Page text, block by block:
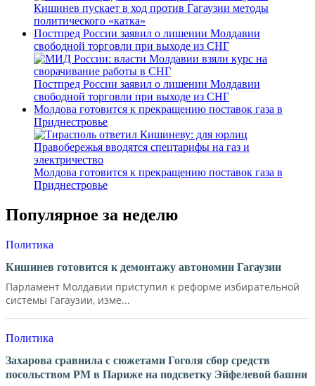
Кишинев пускает в ход против Гагаузии методы
политического «катка»
Постпред России заявил о лишении Молдавии
свободной торговли при выходе из СНГ
Постпред России заявил о лишении Молдавии
свободной торговли при выходе из СНГ
Молдова готовится к прекращению поставок газа в
Приднестровье
Молдова готовится к прекращению поставок газа в
Приднестровье
Популярное за неделю
Политика
Кишинев готовится к демонтажу автономии Гагаузии
Парламент Молдавии приступил к реформе избирательной
системы Гагаузии, изме...
Политика
Захарова сравнила с сюжетами Гоголя сбор средств
посольством РМ в Париже на подсветку Эйфелевой башни